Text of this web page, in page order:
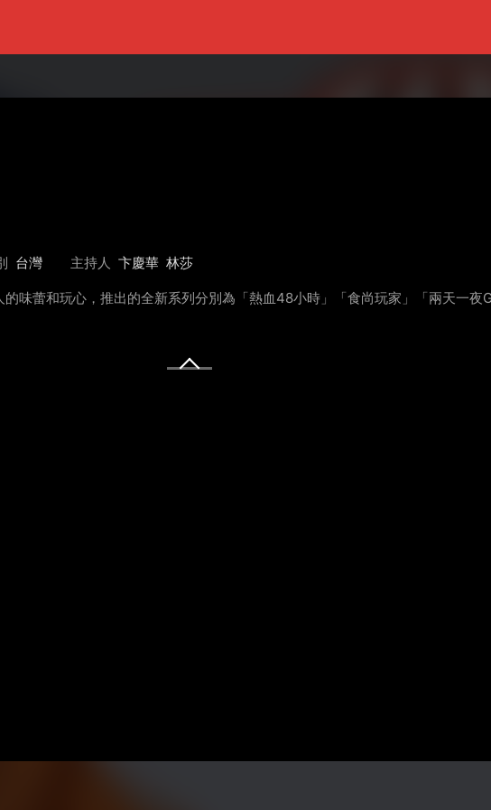
台灣 主持人 卞慶華 林莎
味蕾和玩心，推出的全新系列分別為「熱血48小時」「食尚玩家」「兩天一夜